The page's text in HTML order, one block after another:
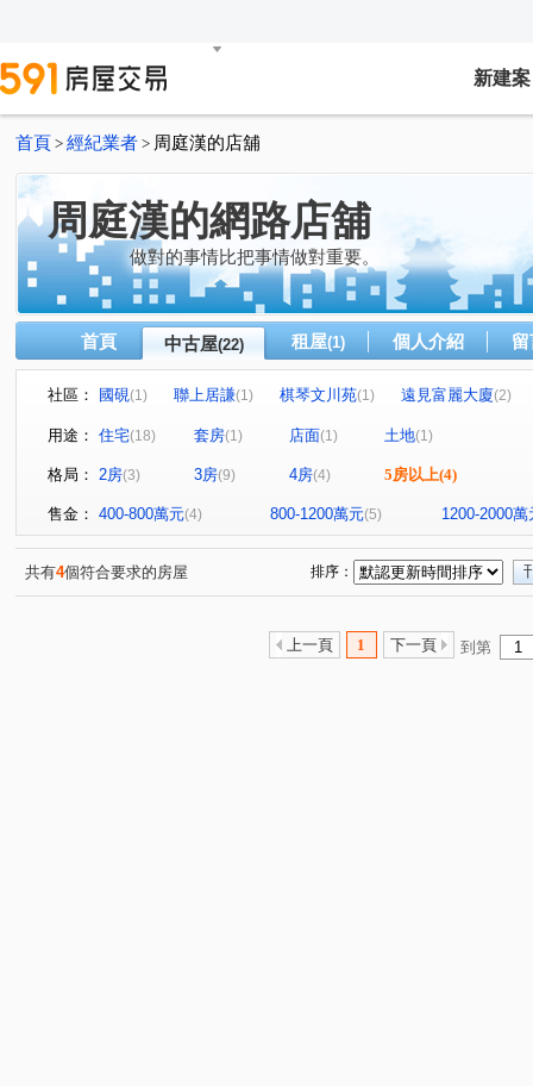
新建案
首頁 > 經紀業者 > 周庭漢的店舖
周庭漢的網路店舖
做對的事情比把事情做對重要。
首頁 中古屋(22) 租屋(1) 個人介紹
社區： 國硯(1) 聯上居謙(1) 棋琴文川苑(1) 遠見富麗大廈(2)
岡山市金座 (1) (1)
文川路
重義路 灣裡路(1) 重平路(1)
佛公路(1) 建國一路 中山路(1) 永昌一街 (1)
美術
林森四路(1) 北昌二街(1) 南天街(1) 仕豐南路(1) 大
用途： 住宅(18) 套房(1) 店面(1) 土地(1)
格局： 2房(3) 3房(9) 4房(4) 5房以上(4)
售金： 400-800萬元(4) 800-1200萬元(5) 1200-2000萬
共有4個符合要求的房屋 排序：
上一頁 1 下一頁 到第